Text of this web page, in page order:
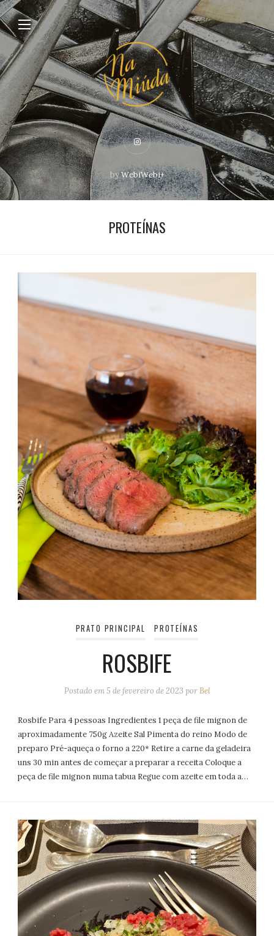
byWebiWebi+
PROTEÍNAS
PRATO PRINCIPAL PROTEÍNAS
ROSBIFE
Postado em5 de fevereiro de 2023 porBel
Rosbife Para 4 pessoas Ingredientes 1 peça de file mignon de
aproximadamente 750g Azeite Sal Pimenta do reino Modo de
preparo Pré-aqueça o forno a 220* Retire a carne da geladeira
uns 30 min antes de começar a preparar a receita Coloque a
peça de file mignon numa tabua Regue com azeite em toda a…